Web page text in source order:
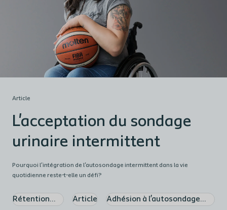
Article
L'acceptation du sondage
urinaire intermittent
Pourquoi l'intégration de l'autosondage intermittent dans la vie
quotidienne reste-t-elle un défi?
Rétention
Article
Adhésion à l’autosondage